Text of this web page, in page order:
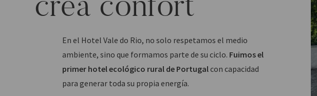
En el Hotel Vale do Rio, no solo respetamos el medio
ambiente, sino que formamos parte de su ciclo. Fuimos el
primer hotel ecológico rural de Portugalcon capacidad
para generar toda su propia energía.